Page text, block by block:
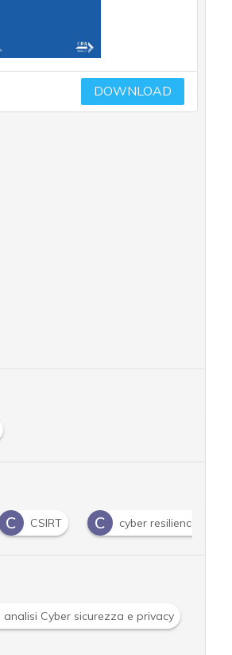
DOWNLOAD
C CSIRT C cyber resilience
Cyber sicurezza e privacy